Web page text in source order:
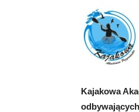
Kajakowa